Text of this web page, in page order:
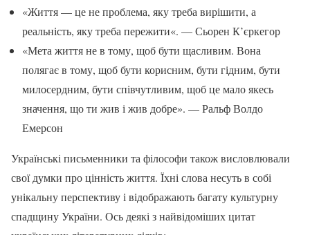
«Життя — це не проблема, яку треба вирішити, а
реальність, яку треба пережити«. — Сьорен К’єркегор
«Мета життя не в тому, щоб бути щасливим. Вона
полягає в тому, щоб бути корисним, бути гідним, бути
милосердним, бути співчутливим, щоб це мало якесь
значення, що ти жив і жив добре». — Ральф Волдо
Емерсон
Українські письменники та філософи також висловлювали
свої думки про цінність життя. Їхні слова несуть в собі
унікальну перспективу і відображають багату культурну
спадщину України. Ось деякі з найвідоміших цитат